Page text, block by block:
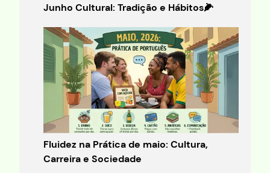
Junho Cultural: Tradição e Hábitos🌽
Fluidez na Prática de maio: Cultura,
Carreira e Sociedade